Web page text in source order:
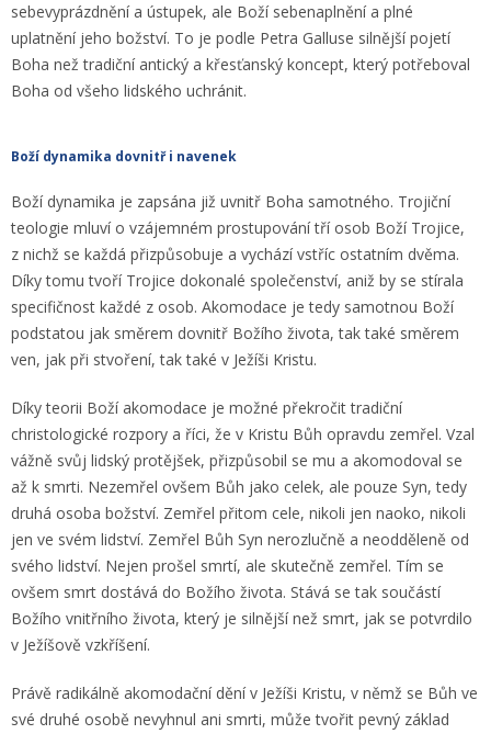
sebevyprázdnění a ústupek, ale Boží sebenaplnění a plné
uplatnění jeho božství. To je podle Petra Galluse silnější pojetí
Boha než tradiční antický a křesťanský koncept, který potřeboval
Boha od všeho lidského uchránit.
Boží dynamika dovnitř i navenek
Boží dynamika je zapsána již uvnitř Boha samotného. Trojiční
teologie mluví o vzájemném prostupování tří osob Boží Trojice,
z nichž se každá přizpůsobuje a vychází vstříc ostatním dvěma.
Díky tomu tvoří Trojice dokonalé společenství, aniž by se stírala
specifičnost každé z osob. Akomodace je tedy samotnou Boží
podstatou jak směrem dovnitř Božího života, tak také směrem
ven, jak při stvoření, tak také v Ježíši Kristu.
Díky teorii Boží akomodace je možné překročit tradiční
christologické rozpory a říci, že v Kristu Bůh opravdu zemřel. Vzal
vážně svůj lidský protějšek, přizpůsobil se mu a akomodoval se
až k smrti. Nezemřel ovšem Bůh jako celek, ale pouze Syn, tedy
druhá osoba božství. Zemřel přitom cele, nikoli jen naoko, nikoli
jen ve svém lidství. Zemřel Bůh Syn nerozlučně a neodděleně od
svého lidství. Nejen prošel smrtí, ale skutečně zemřel. Tím se
ovšem smrt dostává do Božího života. Stává se tak součástí
Božího vnitřního života, který je silnější než smrt, jak se potvrdilo
v Ježíšově vzkříšení.
Právě radikálně akomodační dění v Ježíši Kristu, v němž se Bůh ve
své druhé osobě nevyhnul ani smrti, může tvořit pevný základ